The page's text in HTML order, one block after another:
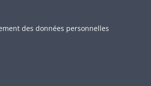
des données personnelles